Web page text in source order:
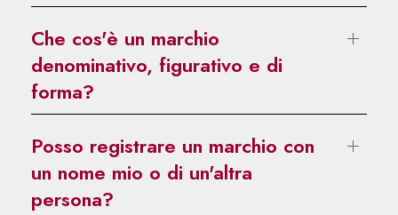
Che cos'è un marchio
denominativo, figurativo e di
forma?
Posso registrare un marchio con
un nome mio o di un'altra
persona?